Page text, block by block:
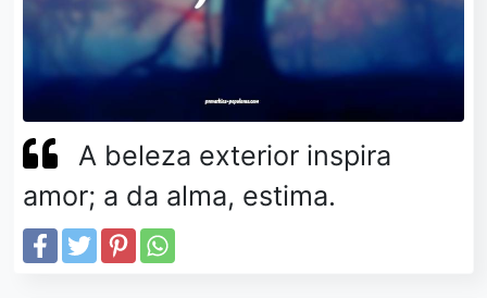
A beleza exterior inspira
amor; a da alma, estima.